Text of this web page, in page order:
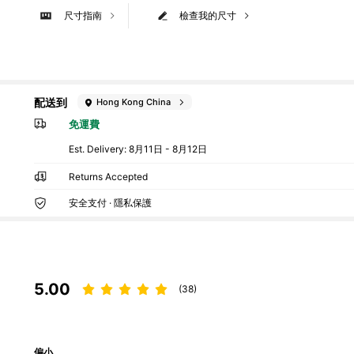
檢查我的尺寸
尺寸指南
配送到 Hong Kong China
免運費
​Est. Delivery:8月11日 - 8月12日
Returns Accepted
安全支付 · 隱私保護
5.00 (38)